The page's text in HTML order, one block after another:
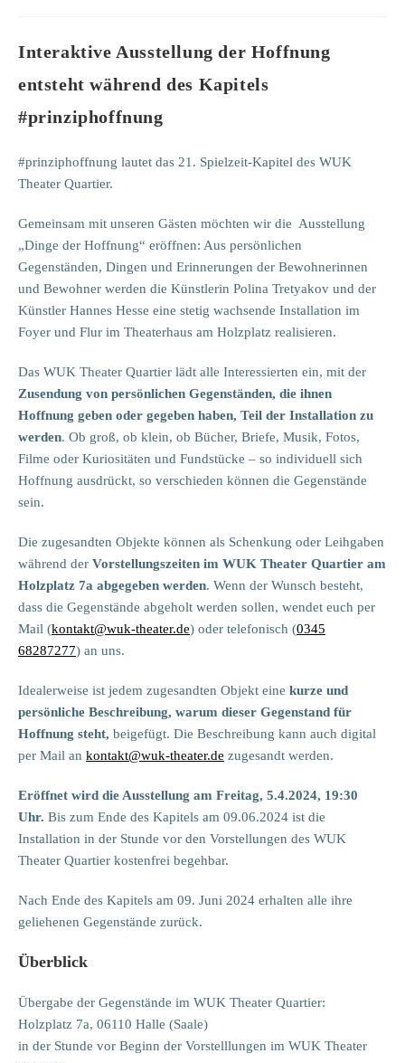
Interaktive Ausstellung der Hoffnung
entsteht während des Kapitels
#prinziphoffnung
#prinziphoffnung lautet das 21. Spielzeit-Kapitel des WUK
Theater Quartier.
Gemeinsam mit unseren Gästen möchten wir die Ausstellung
„Dinge der Hoffnung“ eröffnen: Aus persönlichen
Gegenständen, Dingen und Erinnerungen der Bewohnerinnen
und Bewohner werden die Künstlerin Polina Tretyakov und der
Künstler Hannes Hesse eine stetig wachsende Installation im
Foyer und Flur im Theaterhaus am Holzplatz realisieren.
Das WUK Theater Quartier lädt alle Interessierten ein, mit der
Zusendung von persönlichen Gegenständen, die ihnen
Hoffnung geben oder gegeben haben, Teil der Installation zu
werden. Ob groß, ob klein, ob Bücher, Briefe, Musik, Fotos,
Filme oder Kuriositäten und Fundstücke – so individuell sich
Hoffnung ausdrückt, so verschieden können die Gegenstände
sein.
Die zugesandten Objekte können als Schenkung oder Leihgaben
während der Vorstellungszeiten im WUK Theater Quartier am
Holzplatz 7a abgegeben werden. Wenn der Wunsch besteht,
dass die Gegenstände abgeholt werden sollen, wendet euch per
Mail (kontakt@wuk-theater.de) oder telefonisch (0345
68287277) an uns.
Idealerweise ist jedem zugesandten Objekt eine kurze und
persönliche Beschreibung, warum dieser Gegenstand für
Hoffnung steht, beigefügt. Die Beschreibung kann auch digital
per Mail an kontakt@wuk-theater.de zugesandt werden.
Eröffnet wird die Ausstellung am Freitag, 5.4.2024, 19:30
Uhr. Bis zum Ende des Kapitels am 09.06.2024 ist die
Installation in der Stunde vor den Vorstellungen des WUK
Theater Quartier kostenfrei begehbar.
Nach Ende des Kapitels am 09. Juni 2024 erhalten alle ihre
geliehenen Gegenstände zurück.
Überblick
Übergabe der Gegenstände im WUK Theater Quartier:
Holzplatz 7a, 06110 Halle (Saale)
in der Stunde vor Beginn der Vorstelllungen im WUK Theater